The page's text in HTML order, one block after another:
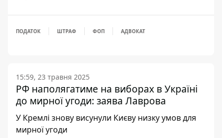
ПОДАТОК ШТРАФ ФОП АДВОКАТ
15:59, 23 травня 2025
РФ наполягатиме на виборах в Україні
до мирної угоди: заява Лаврова
У Кремлі знову висунули Києву низку умов для
мирної угоди